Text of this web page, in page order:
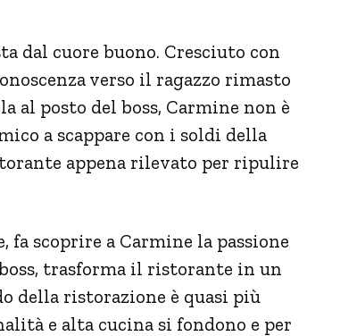
dal cuore buono. Cresciuto con
verso il ragazzo rimasto
al posto del boss, Carmine non è
a scappare con i soldi della
appena rilevato per ripulire
fa scoprire a Carmine la passione
trasforma il ristorante in un
della ristorazione è quasi più
e alta cucina si fondono e per